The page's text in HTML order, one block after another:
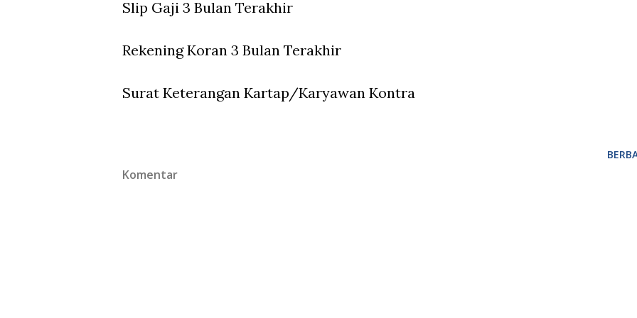
Slip Gaji 3 Bulan Terakhir
Rekening Koran 3 Bulan Terakhir
Surat Keterangan Kartap/Karyawan Kontra
Komentar